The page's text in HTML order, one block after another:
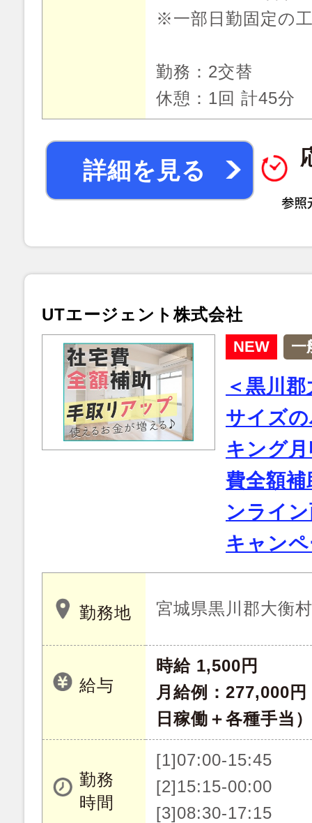
※一部日勤固定の
勤務：2交替
休憩：1回 計45分
詳細を見る
UTエージェント株式会社
NEW 一
＜黒川
サイズ
キング
費全額
ンライ
キャン
勤務地 宮城県黒川郡大衡村
給与
時給 1,500円
月給例：277,000
日稼働＋各種手当）
勤務
時間
[1]07:00-15:45
[2]15:15-00:00
[3]08:30-17:15